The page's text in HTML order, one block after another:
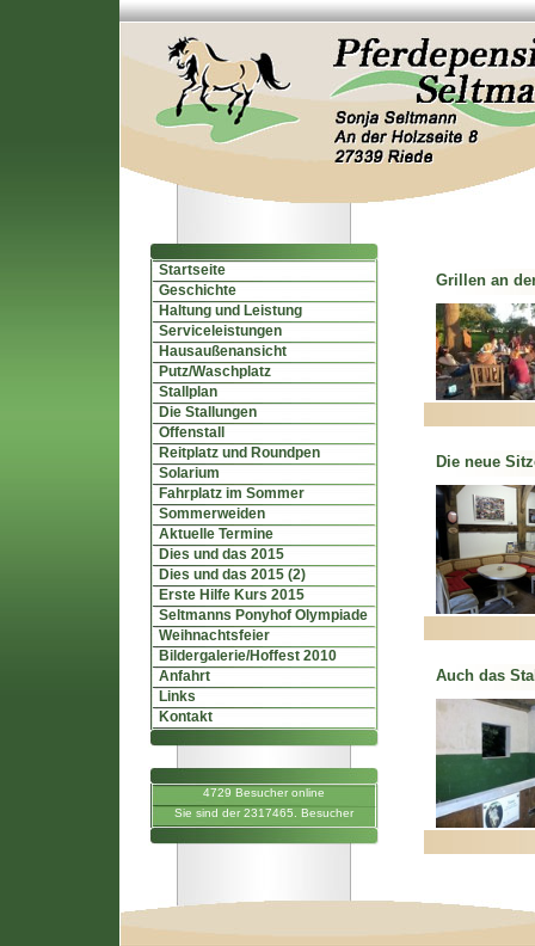
Startseite
Geschichte
Haltung und Leistung
Serviceleistungen
Hausaußenansicht
Putz/Waschplatz
Stallplan
Die Stallungen
Offenstall
Reitplatz und Roundpen
Solarium
Fahrplatz im Sommer
Sommerweiden
Aktuelle Termine
Dies und das 2015
Dies und das 2015 (2)
Erste Hilfe Kurs 2015
Seltmanns Ponyhof Olympiade
Weihnachtsfeier
Bildergalerie/Hoffest 2010
Anfahrt
Links
Kontakt
4729 Besucher online
Sie sind der 2317465. Besucher
Grillen an
Die neue
Auch das